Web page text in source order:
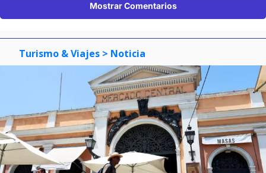
Mostrar Comentarios
Turismo & Viajes > Noticia